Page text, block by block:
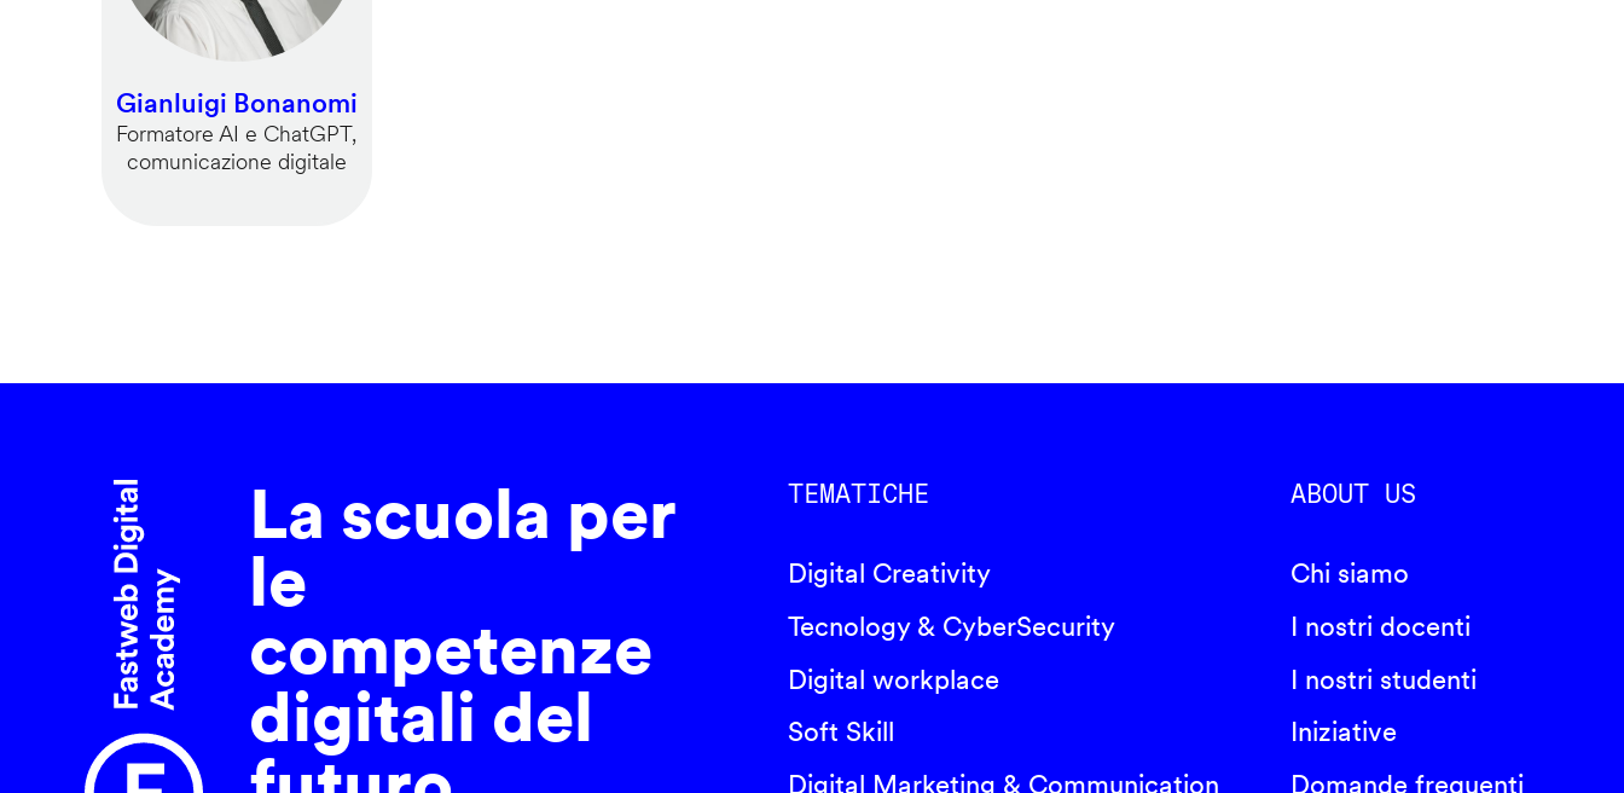
Gianluigi Bonanomi
Formatore AI e ChatGPT,
comunicazione digitale
La scuola per
le
competenze
digitali del
TEMATICHE
Digital Creativity
Tecnology & CyberSecurity
Digital workplace
Soft Skill
Digital Marketing & Communication
ABOUT US
Chi siamo
I nostri docenti
I nostri studenti
Iniziative
Domande frequenti